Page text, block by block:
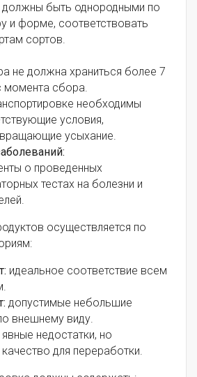
должны быть однородными по
и форме, соответствовать
сортов.
не должна храниться более 7
момента сбора.
необходимы
условия,
усыхание.
о проведенных
тестах на болезни и
осуществляется по
идеальное соответствие всем
допустимые небольшие
внешнему виду.
явные недостатки, но
для переработки.